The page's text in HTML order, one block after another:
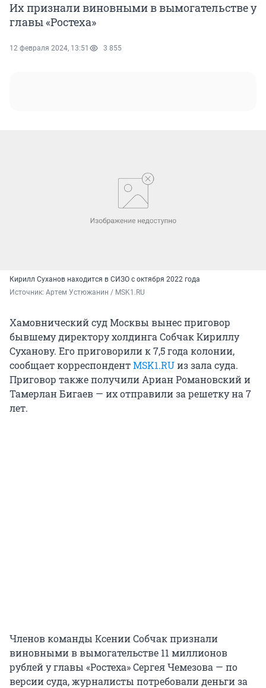
Их признали виновными в вымогательстве у
главы «Ростеха»
12 февраля 2024, 13:51 3 855
Кирилл Суханов находится в СИЗО с октября 2022 года
Источник: Артем Устюжанин / MSK1.RU
Хамовнический суд Москвы вынес приговор
бывшему директору холдинга Собчак Кириллу
Суханову. Его приговорили к 7,5 года колонии,
сообщает корреспондентMSK1.RUиз зала суда.
Приговор также получили Ариан Романовский и
Тамерлан Бигаев — их отправили за решетку на 7
лет.
Членов команды Ксении Собчак признали
виновными в вымогательстве 11 миллионов
рублей у главы «Ростеха» Сергея Чемезова — по
версии суда, журналисты потребовали деньги за